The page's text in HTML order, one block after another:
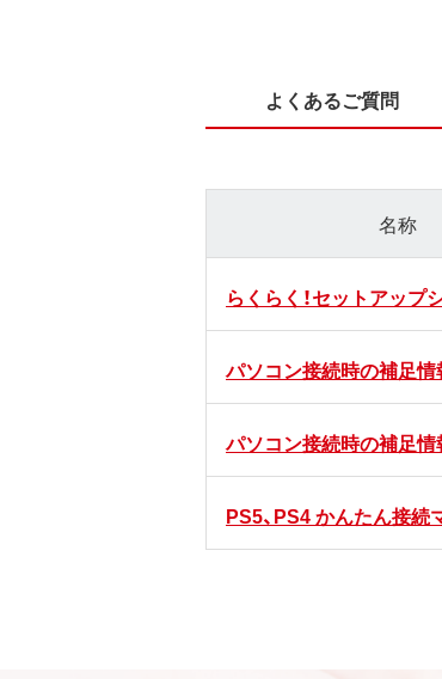
よくあるご質問
名称
らくらく！セットアップ
パソコン接続時の補足情
パソコン接続時の補足情
PS5、PS4 かんたん接続